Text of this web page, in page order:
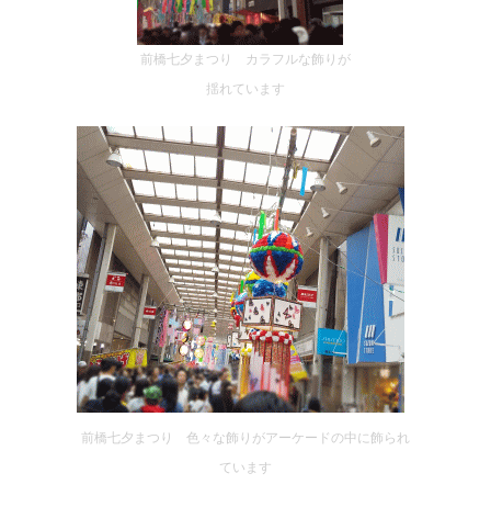
前橋七夕まつり カラフルな飾りが
揺れています
前橋七夕まつり 色々な飾りがアーケードの中に飾られ
ています